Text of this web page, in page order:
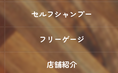
セルフシャンプー
フリーゲージ
店舗紹介